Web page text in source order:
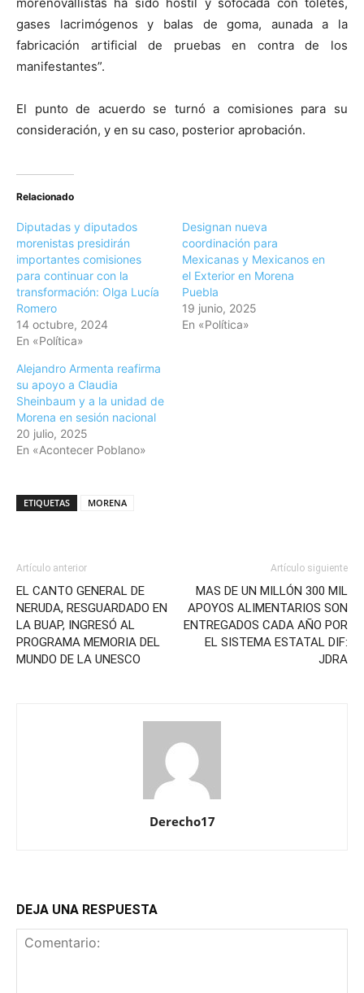
gases lacrimógenos y balas de goma, aunada a la
fabricación artificial de pruebas en contra de los
manifestantes”.
El punto de acuerdo se turnó a comisiones para su
consideración, y en su caso, posterior aprobación.
Relacionado
Diputadas y diputados
morenistas presidirán
importantes comisiones
para continuar con la
transformación: Olga Lucía
Romero
14 octubre, 2024
En «Política»
Designan nueva
coordinación para
Mexicanas y Mexicanos en
el Exterior en Morena
Puebla
19 junio, 2025
En «Política»
Alejandro Armenta reafirma
su apoyo a Claudia
Sheinbaum y a la unidad de
Morena en sesión nacional
20 julio, 2025
En «Acontecer Poblano»
ETIQUETAS MORENA
Artículo anterior
EL CANTO GENERAL DE
NERUDA, RESGUARDADO EN
LA BUAP, INGRESÓ AL
PROGRAMA MEMORIA DEL
MUNDO DE LA UNESCO
Artículo siguiente
MAS DE UN MILLÓN 300 MIL
APOYOS ALIMENTARIOS SON
ENTREGADOS CADA AÑO POR
EL SISTEMA ESTATAL DIF:
JDRA
Derecho17
DEJA UNA RESPUESTA